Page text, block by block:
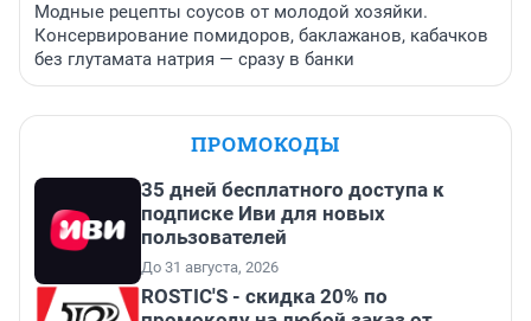
Модные рецепты соусов от молодой хозяйки.
Консервирование помидоров, баклажанов, кабачков
без глутамата натрия — сразу в банки
ПРОМОКОДЫ
35 дней бесплатного доступа к
подписке Иви для новых
пользователей
До 31 августа, 2026
ROSTIC'S - скидка 20% по